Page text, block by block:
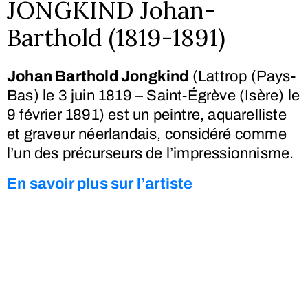
JONGKIND Johan-
Barthold (1819-1891)
Johan Barthold Jongkind (Lattrop (Pays-
Bas) le 3 juin 1819 – Saint-Égrève (Isère) le
9 février 1891) est un peintre, aquarelliste
et graveur néerlandais, considéré comme
l’un des précurseurs de l’impressionnisme.
En savoir plus sur l’artiste